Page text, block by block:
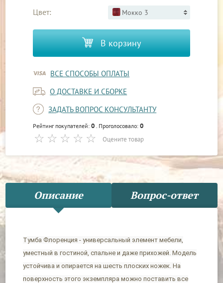
Цвет:
Мокко 3
В корзину
ВСЕ СПОСОБЫ ОПЛАТЫ
О ДОСТАВКЕ И СБОРКЕ
ЗАДАТЬ ВОПРОС КОНСУЛЬТАНТУ
Рейтинг покупателей:0 . Проголосовало:0
Оцените товар
Описание Вопрос-ответ
Тумба Флоренция - универсальный элемент мебели,
уместный в гостиной, спальне и даже прихожей. Модель
устойчива и опирается на шесть плоских ножек. На
поверхность этого экземпляра можно поставить все